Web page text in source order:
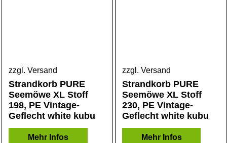
zzgl. Versand
Strandkorb PURE
Seemöwe XL Stoff
198, PE Vintage-
Geflecht white kubu
Mehr Infos
zzgl. Versand
Strandkorb PURE
Seemöwe XL Stoff
230, PE Vintage-
Geflecht white kubu
Mehr Infos